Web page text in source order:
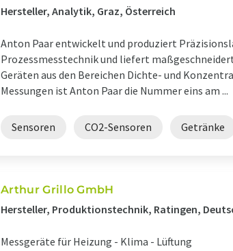
Hersteller, Analytik, Graz, Österreich
Anton Paar entwickelt und produziert
Prozessmesstechnik und liefert
Geräten aus den Bereichen Dichte- und
Messungen ist Anton Paar die Nummer eins am ...
Sensoren CO2-Sensoren Getränke
Arthur Grillo GmbH
Hersteller, Produktionstechnik, Ratingen,
Messgeräte für Heizung - Klima - Lüftung